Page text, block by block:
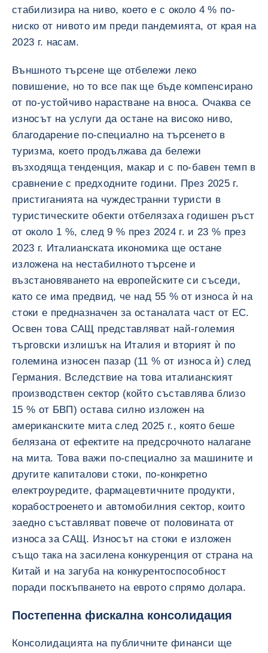
стабилизира на ниво, което е с около 4 % по-
ниско от нивото им преди пандемията, от края на
2023 г. насам.
Външното търсене ще отбележи леко
повишение, но то все пак ще бъде компенсирано
от по-устойчиво нарастване на вноса. Очаква се
износът на услуги да остане на високо ниво,
благодарение по-специално на търсенето в
туризма, което продължава да бележи
възходяща тенденция, макар и с по-бавен темп в
сравнение с предходните години. През 2025 г.
пристиганията на чуждестранни туристи в
туристическите обекти отбелязаха годишен ръст
от около 1 %, след 9 % през 2024 г. и 23 % през
2023 г. Италианската икономика ще остане
изложена на нестабилното търсене и
възстановяването на европейските си съседи,
като се има предвид, че над 55 % от износа ѝ на
стоки е предназначен за останалата част от ЕС.
Освен това САЩ представляват най-големия
търговски излишък на Италия и вторият ѝ по
големина износен пазар (11 % от износа ѝ) след
Германия. Вследствие на това италианският
производствен сектор (който съставлява близо
15 % от БВП) остава силно изложен на
американските мита след 2025 г., която беше
белязана от ефектите на предсрочното налагане
на мита. Това важи по-специално за машините и
другите капиталови стоки, по-конкретно
електроуредите, фармацевтичните продукти,
корабостроенето и автомобилния сектор, които
заедно съставляват повече от половината от
износа за САЩ. Износът на стоки е изложен
също така на засилена конкуренция от страна на
Китай и на загуба на конкурентоспособност
поради поскъпването на еврото спрямо долара.
Постепенна фискална консолидация
Консолидацията на публичните финанси ще